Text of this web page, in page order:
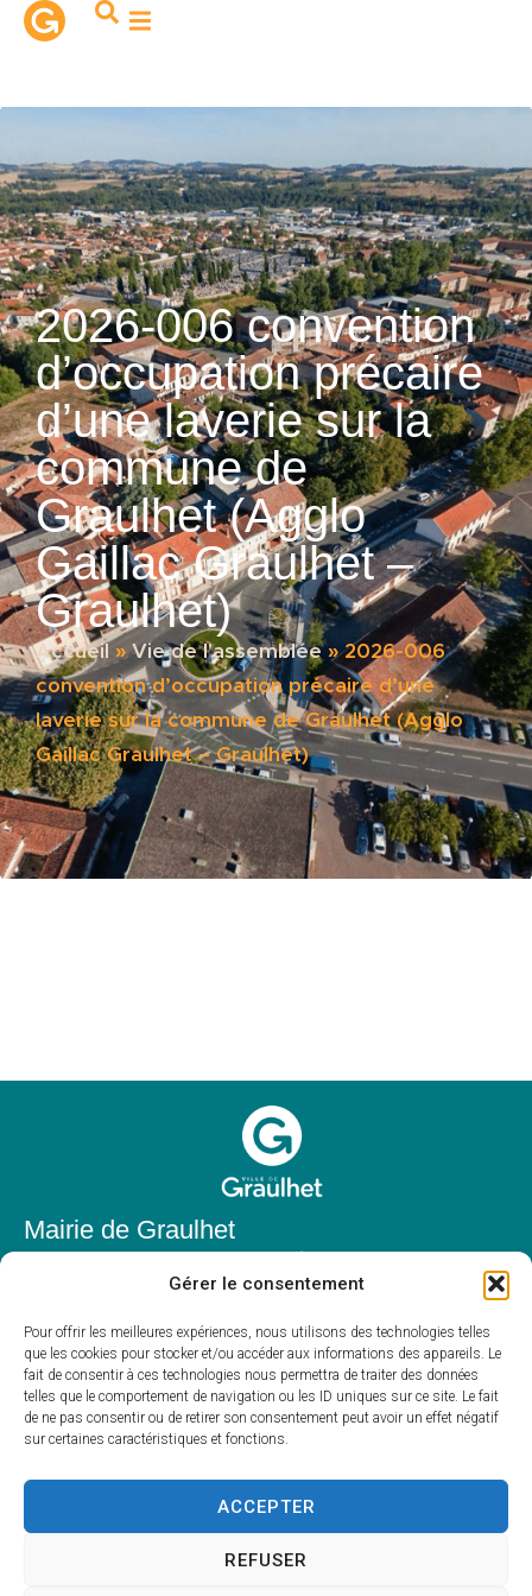
Gérer le consentement
Pour offrir les meilleures expériences, nous utilisons des technologies telles
que les cookies pour stocker et/ou accéder aux informations des appareils. Le
fait de consentir à ces technologies nous permettra de traiter des données
telles que le comportement de navigation ou les ID uniques sur ce site. Le fait
de ne pas consentir ou de retirer son consentement peut avoir un effet négatif
sur certaines caractéristiques et fonctions.
ACCEPTER
REFUSER
principal
2026-006 convention
d’occupation précaire
d’une laverie sur la
commune de
Graulhet (Agglo
Gaillac Graulhet –
Graulhet)
Accueil »Vie de l'assemblée»2026-006
convention d’occupation précaire d’une
laverie sur la commune de Graulhet (Agglo
Gaillac Graulhet – Graulhet)
Mairie de Graulhet
81300 Graulhet
05 63 42 85 50
mairie@mairie-graulhet.fr
Horaires d'ouverture
Du lundi au vendredi :